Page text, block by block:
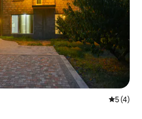
平均评分
5 (4)